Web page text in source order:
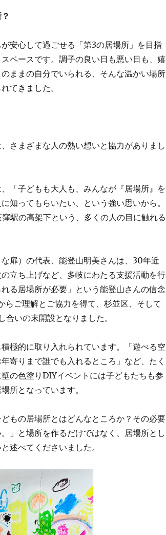
安心して過ごせる「第3の居場所」を目指
ペースです。調子の良い日も悪い日も、嬉
ままの自分でいられる、そんな温かい場所
てきました。
さまざまな人の熱い想いと協力がありまし
「子どもも大人も、みんなが『居場所』を
知ってもらいたい、という強い思いから。
駅の高架下という、多くの人の目に触れる
扉）の代表、能登山明美さんは、30年近
立ち上げなど、多岐にわたる支援活動を行
る居場所が必要」という能登山さんの信念
らご理解とご協力を得て、杉並区、そして
いの末開設となりました。
極的に取り入れられています。「遊べる空
寄りまで誰でも入れるところ」など、たく
の色塗りDIYイベントには子どもたちも参
所となっています。
もの居場所とはどんなところか？その必要
」と場所を作るだけではなく、居場所とし
述べてくださいました。